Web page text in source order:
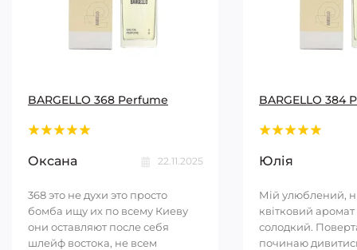
BARGELLO 368 Perfume
Оксана 22.11.2025
368 это не духи это просто
бомба ищу их по всему Киеву
они оставляют после себя
шлейф востока, не всем
BARGELLO 384
Юлія
Мій улюблений,
квітковий аромат
солодкий.
починаю